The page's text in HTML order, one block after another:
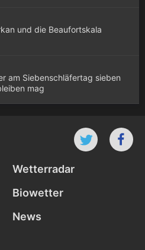
und die Beaufortskala
am Siebenschläfertag sieben
mag
Wetterradar
Biowetter
News